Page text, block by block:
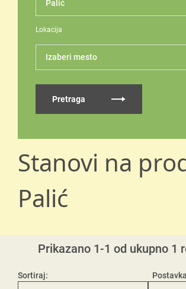
Lokacija
Izaberi mesto
Pretraga
Stanovi na
Palić
Prikazano 1-1 od ukupno 1
Sortiraj: